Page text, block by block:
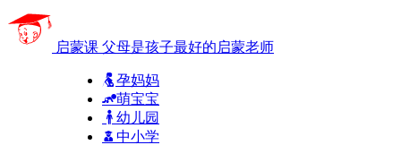
启蒙课 父母是孩子最好的启蒙老师
孕妈妈
萌宝宝
幼儿园
中小学